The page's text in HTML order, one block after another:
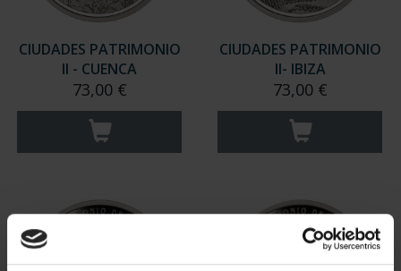
CIUDADES PATRIMONIO
II - CUENCA
73,00 €
CIUDADES PATRIMONIO
II- IBIZA
73,00 €